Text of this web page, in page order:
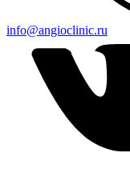
info@angioclinic.ru